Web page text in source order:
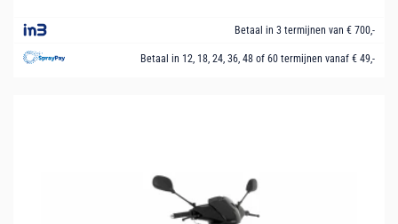
Betaal in 3 termijnen van € 700,-
Betaal in 12, 18, 24, 36, 48 of 60 termijnen vanaf € 49,-